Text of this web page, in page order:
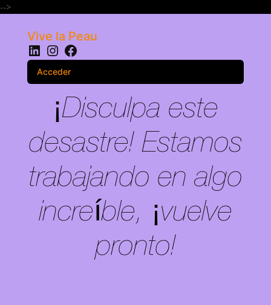
-->
Vive la Peau
LinkedIn
Instagram
Facebook
Acceder
¡Disculpa este
desastre! Estamos
trabajando en algo
increíble, ¡vuelve
pronto!